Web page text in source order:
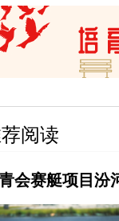
阅读
会赛艇项目汾